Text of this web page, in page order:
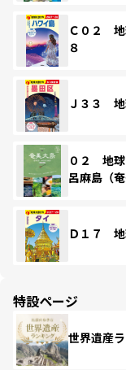
Ｃ０２
８
Ｊ３３
０２ 地
呂麻島（
Ｄ１７
特設ページ
世界遺産